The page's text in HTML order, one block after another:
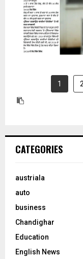
1
CATEGORIES
austriala
auto
business
Chandighar
Education
English News